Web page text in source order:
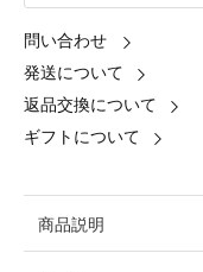
問い合わせ
発送について
返品交換について
ギフトについて
商品説明